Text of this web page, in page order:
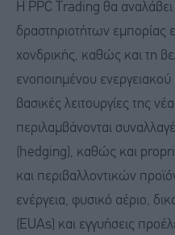
Η PPC Trading θα
δραστηριοτήτων εμπορίας
χονδρικής, καθώς και τη
ενοποιημένου
βασικές λειτουργίες της
περιλαμβάνονται
(hedging), καθώς και
και περιβαλλοντικών
ενέργεια, φυσικό αέριο,
(EUAs) και εγγυήσεις